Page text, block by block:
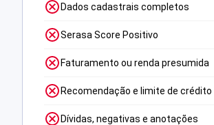
Dados cadastrais completos
Serasa Score Positivo
Faturamento ou renda presumida
Recomendação e limite de crédito
Dívidas, negativas e anotações